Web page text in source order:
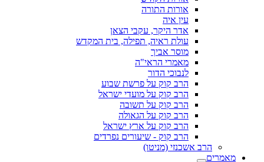
אורות התורה
עין איה
אדר היקר, עקבי הצאן
עולת ראיה, תפילה, בית המקדש
מוסר אביך
מאמרי הראי"ה
לנבוכי הדור
הרב קוק על פרשת שבוע
הרב קוק על מועדי ישראל
הרב קוק על תשובה
הרב קוק על הגאולה
הרב קוק על ארץ ישראל
הרב קוק - שיעורים נפרדים
הרב אשכנזי (מניטו)
מאמרים